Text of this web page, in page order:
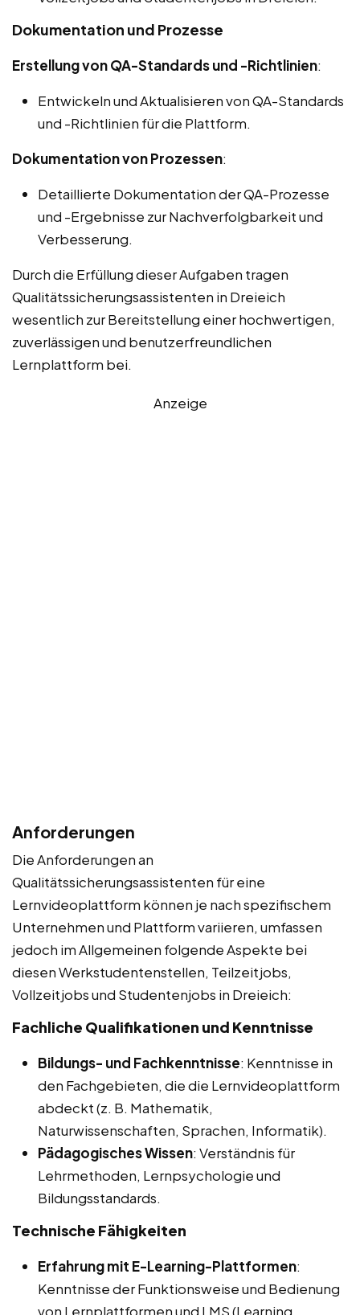
Dokumentation und Prozesse
Erstellung von QA-Standards und -Richtlinien:
Entwickeln und Aktualisieren von QA-Standards
und -Richtlinien für die Plattform.
Dokumentation von Prozessen:
Detaillierte Dokumentation der QA-Prozesse
und -Ergebnisse zur Nachverfolgbarkeit und
Verbesserung.
Durch die Erfüllung dieser Aufgaben tragen
Qualitätssicherungsassistenten in Dreieich
wesentlich zur Bereitstellung einer hochwertigen,
zuverlässigen und benutzerfreundlichen
Lernplattform bei.
Anzeige
Anforderungen
Die Anforderungen an
Qualitätssicherungsassistenten für eine
Lernvideoplattform können je nach spezifischem
Unternehmen und Plattform variieren, umfassen
jedoch im Allgemeinen folgende Aspekte bei
diesen Werkstudentenstellen, Teilzeitjobs,
Vollzeitjobs und Studentenjobs in Dreieich:
Fachliche Qualifikationen und Kenntnisse
Bildungs- und Fachkenntnisse: Kenntnisse in
den Fachgebieten, die die Lernvideoplattform
abdeckt (z. B. Mathematik,
Naturwissenschaften, Sprachen, Informatik).
Pädagogisches Wissen: Verständnis für
Lehrmethoden, Lernpsychologie und
Bildungsstandards.
Technische Fähigkeiten
Erfahrung mit E-Learning-Plattformen:
Kenntnisse der Funktionsweise und Bedienung
von Lernplattformen und LMS (Learning